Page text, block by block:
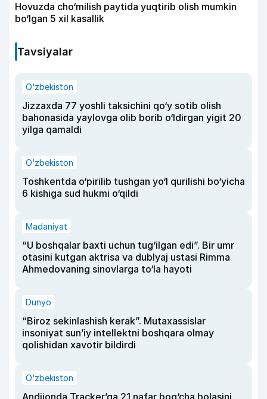
Hovuzda cho‘milish paytida yuqtirib olish mumkin
bo‘lgan 5 xil kasallik
Tavsiyalar
O‘zbekiston
Jizzaxda 77 yoshli taksichini qo‘y sotib olish
bahonasida yaylovga olib borib o‘ldirgan yigit 20
yilga qamaldi
O‘zbekiston
Toshkentda o‘pirilib tushgan yo‘l qurilishi bo‘yicha
6 kishiga sud hukmi o‘qildi
Madaniyat
“U boshqalar baxti uchun tug‘ilgan edi”. Bir umr
otasini kutgan aktrisa va dublyaj ustasi Rimma
Ahmedovaning sinovlarga to‘la hayoti
Dunyo
“Biroz sekinlashish kerak”. Mutaxassislar
insoniyat sun’iy intellektni boshqara olmay
qolishidan xavotir bildirdi
O‘zbekiston
Andijonda Tracker’ga 21 nafar bog‘cha bolasini